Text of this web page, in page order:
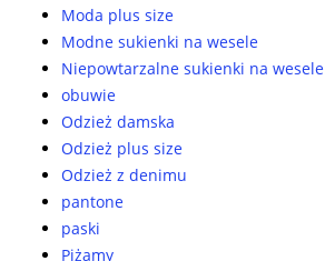
Moda plus size
Modne sukienki na wesele
Niepowtarzalne sukienki na wesele
obuwie
Odzież damska
Odzież plus size
Odzież z denimu
pantone
paski
Piżamy